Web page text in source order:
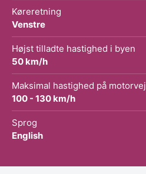
Køreretning
Venstre
Højst tilladte hastighed i byen
50 km/h
Maksimal hastighed på motorvej
100 - 130 km/h
Sprog
English